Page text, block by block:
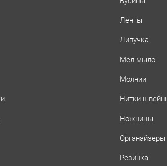
Ленты
Липучка
Мел-мыло
Молнии
Нитки
Ножницы
Органайзеры
Резинка